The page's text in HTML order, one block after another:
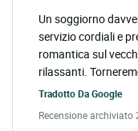
Un soggiorno
servizio cordiali e
romantica sul
rilassanti.
Tradotto DaGoogle
Recensione